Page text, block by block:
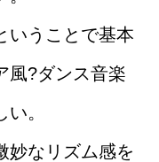
いうことで基本
風?ダンス音楽
。
妙なリズム感を